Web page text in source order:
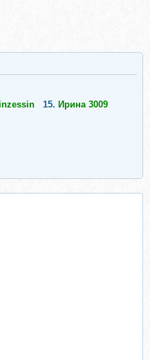
15. Ирина 3009